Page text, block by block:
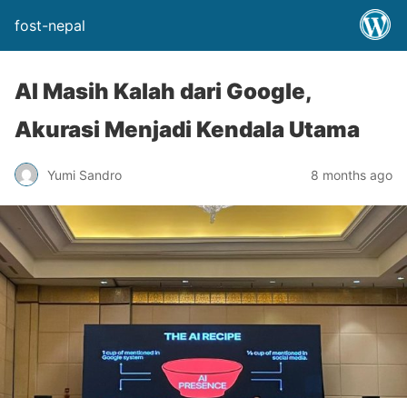
fost-nepal
AI Masih Kalah dari Google,
Akurasi Menjadi Kendala Utama
Yumi Sandro 8 months ago